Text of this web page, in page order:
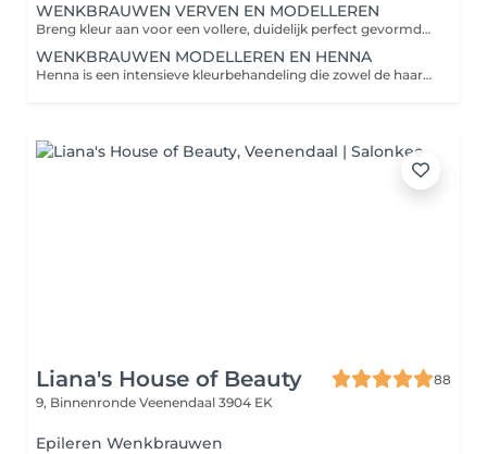
WENKBRAUWEN VERVEN EN MODELLEREN
Breng kleur aan voor een vollere, duidelijk perfect gevormde wenkbrauw. Ideaal om je ogen te laten spreken en de natuurlijke schoonheid van je gezicht te benadrukken.
WENKBRAUWEN MODELLEREN EN HENNA
Henna is een intensieve kleurbehandeling die zowel de haartjes als de huid meeverft, voor een langdurig en natuurlijk resultaat. Je wenkbrauwen krijgen een vollere look, mooie contouren en een stralende uitstraling. Wat gebeurt er tijdens de behandeling? Eerst worden je wenkbrauwen gemoduleerd (in model gebracht) via hars of epileren. De henna wordt zorgvuldig aangebracht en krijgt de tijd om in te trekken. Daarna wordt de henna verwijderd, zodat je wenkbrauwen een gelijkmatige, diepe kleur hebben. Resultaat en houdbaarheid: Intensieve, natuurlijke kleur op de haartjes: 23 weken zichtbaar. Kleur op de huid: 510 dagen zichtbaar. Nazorg / Thuis: Vermijd 24 uur na de behandeling water, make-up of crème op de wenkbrauwen. Gebruik geen agressieve reinigers of scrubs in de wenkbrauwomgeving. Breng eventueel een beetje neutrale olie of balm aan om de haartjes zacht te houden. Vermijd zonnebank of sauna direct na de behandeling om de houdbaarheid te verlengen.
Liana's House of Beauty
88
9, Binnenronde Veenendaal 3904 EK
Epileren Wenkbrauwen